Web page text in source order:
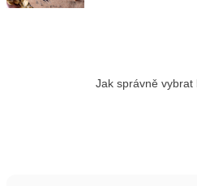
Jak správně vybrat